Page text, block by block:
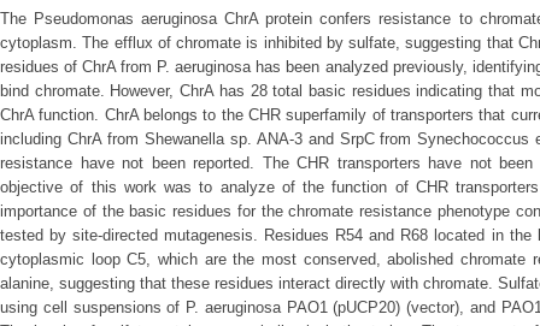
The Pseudomonas aeruginosa ChrA protein confers resistance to
cytoplasm. The efflux of chromate is inhibited by sulfate, suggesting that
residues of ChrA from P. aeruginosa has been analyzed previously,
bind chromate. However, ChrA has 28 total basic residues indicating that
ChrA function. ChrA belongs to the CHR superfamily of transporters that
including ChrA from Shewanella sp. ANA-3 and SrpC from Synechococcus
resistance have not been reported. The CHR transporters have not
objective of this work was to analyze of the function of CHR
importance of the basic residues for the chromate resistance phenotype
tested by site-directed mutagenesis. Residues R54 and R68 located in
cytoplasmic loop C5, which are the most conserved, abolished chromate
alanine, suggesting that these residues interact directly with chromate.
using cell suspensions of P. aeruginosa PAO1 (pUCP20) (vector), and